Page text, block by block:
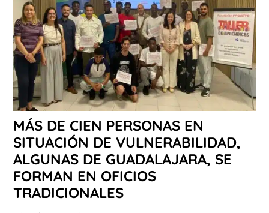
MÁS DE CIEN PERSONAS EN
SITUACIÓN DE VULNERABILIDAD,
ALGUNAS DE GUADALAJARA, SE
FORMAN EN OFICIOS
TRADICIONALES